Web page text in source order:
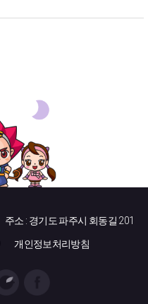
주소 : 경기도 파주시 회동길 201
개인정보처리방침